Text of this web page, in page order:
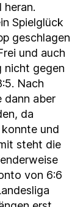
heran.
Spielglück
geschlagen
und auch
nicht gegen
Nach
dann aber
da
und
steht die
von 6:6